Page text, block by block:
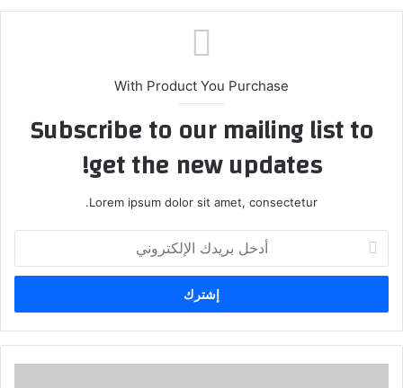
الوي
With Product You Purchase
Subscribe to our mailing list to
get the new updates!
Lorem ipsum dolor sit amet, consectetur.
خ
ب
ر